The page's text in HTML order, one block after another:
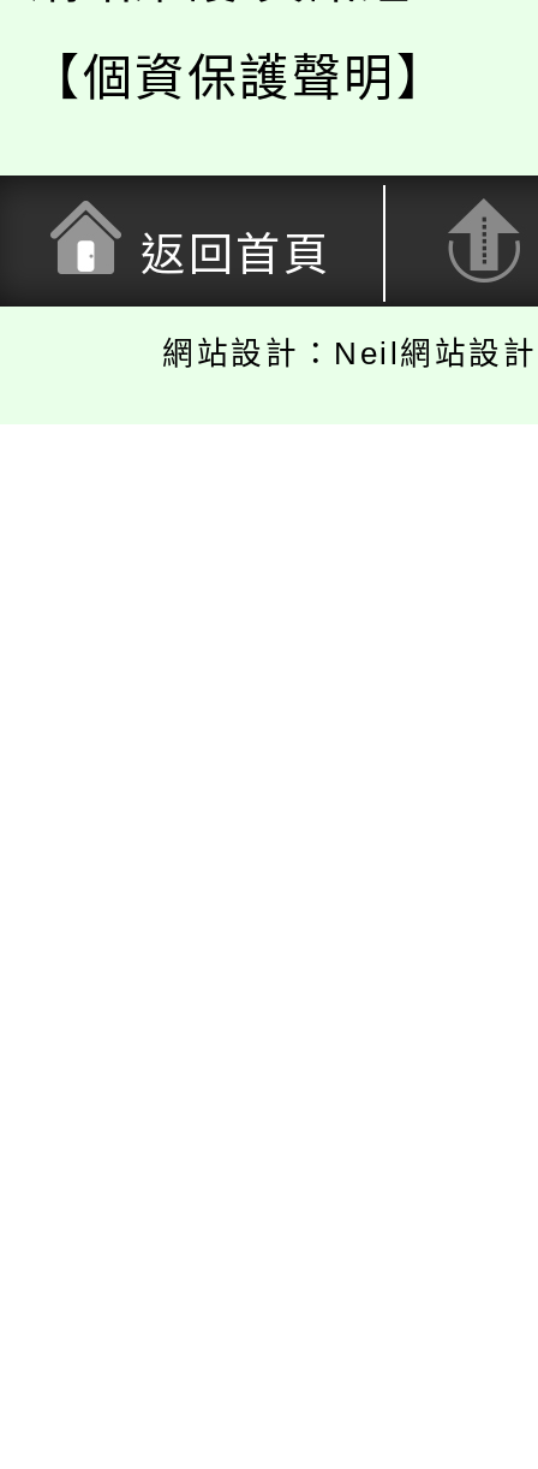
【個資保護聲明】
返回首頁
網站設計：Neil網站設